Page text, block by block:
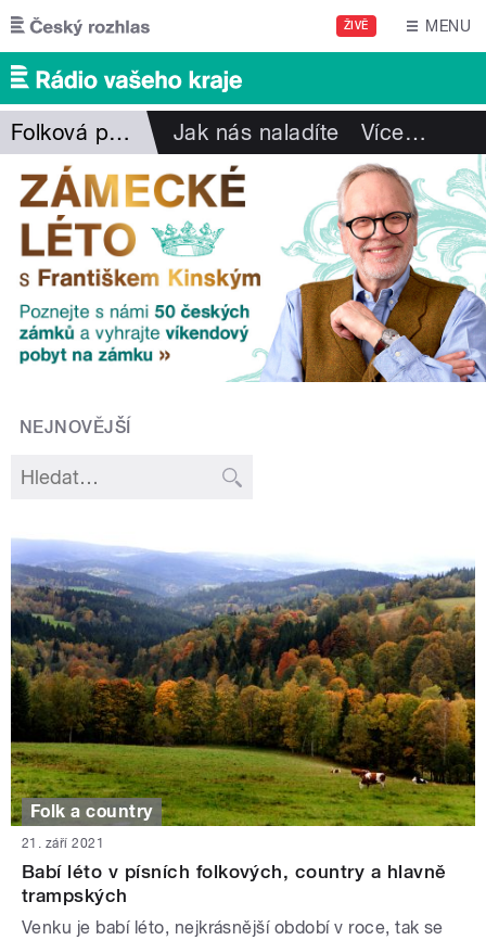
Přejít k hlavnímu obsahu
ŽIVĚ MENU
Folková pohlazení Jak nás naladíte Více…
NEJNOVĚJŠÍ
Folk a country
21. září 2021
Babí léto v písních folkových, country a hlavně
trampských
Venku je babí léto, nejkrásnější období v roce, tak se